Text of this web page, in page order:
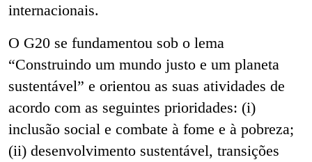
internacionais.
O G20 se fundamentou sob o lema
“Construindo um mundo justo e um planeta
sustentável” e orientou as suas atividades de
acordo com as seguintes prioridades: (i)
inclusão social e combate à fome e à pobreza;
(ii) desenvolvimento sustentável, transições